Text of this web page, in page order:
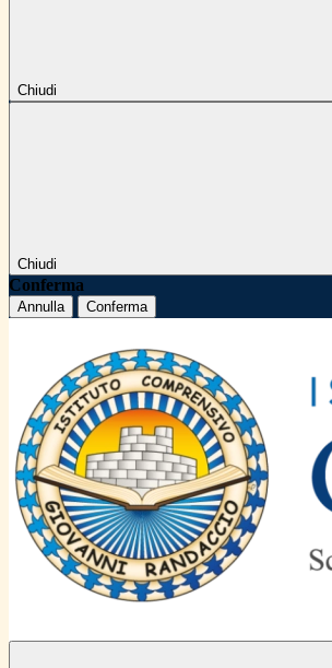
Chiudi
Chiudi
Conferma
Annulla Conferma